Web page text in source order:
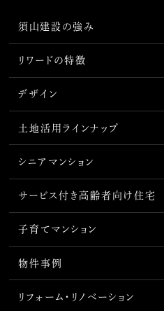
須山建設の強み
リワードの特徴
デザイン
土地活用ラインナップ
シニアマンション
サービス付き高齢者向け住宅
子育てマンション
物件事例
リフォーム・リノベーション